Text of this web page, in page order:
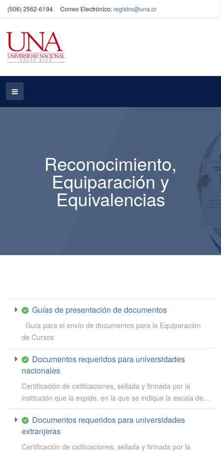
(506) 2562-6194 Correo Electrónico:registro@una.cr
Reconocimiento,
Equiparación y
Equivalencias
Guías de presentación de documentos
Guía para el envío de documentos para la Equiparación
de Cursos
Documentos requeridos para universidades
nacionales
Certificación de calificaciones, sellada y firmada por la
institución que la expide, en la que se indique la escala de…
Documentos requeridos para universidades
extranjeras
Certificación de calificaciones, sellada y firmada por la